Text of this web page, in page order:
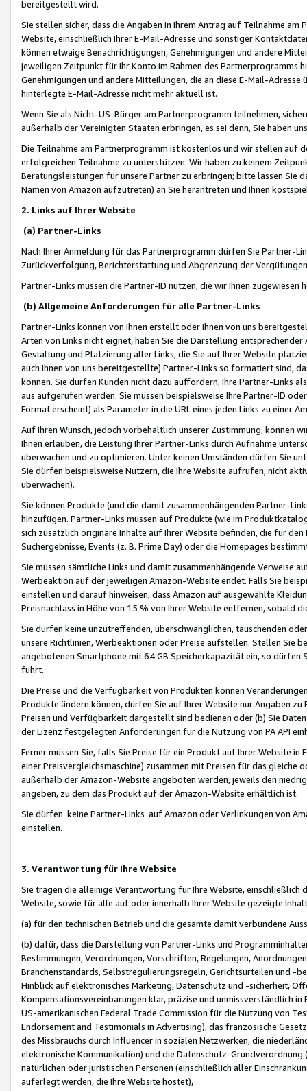
bereitgestellt wird.
Sie stellen sicher, dass die Angaben in Ihrem Antrag auf Teilnahme
Website, einschließlich Ihrer E-Mail-Adresse und sonstiger
können etwaige Benachrichtigungen, Genehmigungen und andere
jeweiligen Zeitpunkt für Ihr Konto im Rahmen des Partnerprogramms
Genehmigungen und andere Mitteilungen, die an diese E-Mail-
hinterlegte E-Mail-Adresse nicht mehr aktuell ist.
Wenn Sie als Nicht-US-Bürger am Partnerprogramm teilnehmen,
außerhalb der Vereinigten Staaten erbringen, es sei denn, Sie haben
Die Teilnahme am Partnerprogramm ist kostenlos und wir stellen auf
erfolgreichen Teilnahme zu unterstützen. Wir haben zu keinem
Beratungsleistungen für unsere Partner zu erbringen; bitte lassen Sie
Namen von Amazon aufzutreten) an Sie herantreten und Ihnen
2. Links auf Ihrer Website
(a) Partner-Links
Nach Ihrer Anmeldung für das Partnerprogramm dürfen Sie Partner-
Zurückverfolgung, Berichterstattung und Abgrenzung der
Partner-Links müssen die Partner-ID nutzen, die wir Ihnen zugewiesen
(b) Allgemeine Anforderungen für alle Partner-Links
Partner-Links können von Ihnen erstellt oder Ihnen von uns
Arten von Links nicht eignet, haben Sie die Darstellung
Gestaltung und Platzierung aller Links, die Sie auf Ihrer Website
auch Ihnen von uns bereitgestellte) Partner-Links so formatiert sind,
können. Sie dürfen Kunden nicht dazu auffordern, Ihre Partner-Links
aus aufgerufen werden. Sie müssen beispielsweise Ihre Partner-ID
Format erscheint) als Parameter in die URL eines jeden Links zu einer
Auf Ihren Wunsch, jedoch vorbehaltlich unserer Zustimmung, können
Ihnen erlauben, die Leistung Ihrer Partner-Links durch Aufnahme
überwachen und zu optimieren. Unter keinen Umständen dürfen Sie
Sie dürfen beispielsweise Nutzern, die Ihre Website aufrufen, nicht
überwachen).
Sie können Produkte (und die damit zusammenhängenden Partner-
hinzufügen. Partner-Links müssen auf Produkte (wie im
sich zusätzlich originäre Inhalte auf Ihrer Website befinden, die für
Suchergebnisse, Events (z. B. Prime Day) oder die Homepages
Sie müssen sämtliche Links und damit zusammenhängende
Werbeaktion auf der jeweiligen Amazon-Website endet. Falls Sie
einstellen und darauf hinweisen, dass Amazon auf ausgewählte
Preisnachlass in Höhe von 15 % von Ihrer Website entfernen, sobald
Sie dürfen keine unzutreffenden, überschwänglichen, täuschenden
unsere Richtlinien, Werbeaktionen oder Preise aufstellen. Stellen Sie
angebotenen Smartphone mit 64 GB Speicherkapazität ein, so dürfen
führt.
Die Preise und die Verfügbarkeit von Produkten können
Produkte ändern können, dürfen Sie auf Ihrer Website nur Angaben
Preisen und Verfügbarkeit dargestellt sind bedienen oder (b) Sie
der Lizenz festgelegten Anforderungen für die Nutzung von PA API
Ferner müssen Sie, falls Sie Preise für ein Produkt auf Ihrer Website
einer Preisvergleichsmaschine) zusammen mit Preisen für das
außerhalb der Amazon-Website angeboten werden, jeweils den
angeben, zu dem das Produkt auf der Amazon-Website erhältlich ist.
Sie dürfen keine Partner-Links auf Amazon oder Verlinkungen von
einstellen.
3. Verantwortung für Ihre Website
Sie tragen die alleinige Verantwortung für Ihre Website,
Website, sowie für alle auf oder innerhalb Ihrer Website gezeigte
(a) für den technischen Betrieb und die gesamte damit verbundene
(b) dafür, dass die Darstellung von Partner-Links und
Bestimmungen, Verordnungen, Vorschriften, Regelungen,
Branchenstandards, Selbstregulierungsregeln, Gerichtsurteilen und -
Hinblick auf elektronisches Marketing, Datenschutz und -sicherheit,
Kompensationsvereinbarungen klar, präzise und unmissverständlich
US-amerikanischen Federal Trade Commission für die Nutzung von
Endorsement and Testimonials in Advertising), das französische
des Missbrauchs durch Influencer in sozialen Netzwerken, die
elektronische Kommunikation) und die Datenschutz-
natürlichen oder juristischen Personen (einschließlich aller
auferlegt werden, die Ihre Website hostet),